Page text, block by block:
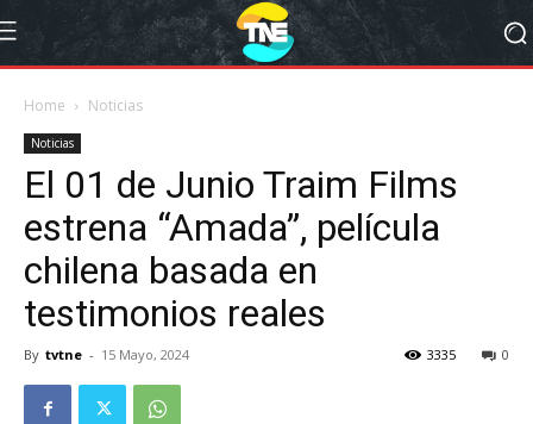
Home Noticias
Noticias
El 01 de Junio Traim Films
estrena “Amada”, película
chilena basada en
testimonios reales
By tvtne - 15 Mayo, 2024 0
3335